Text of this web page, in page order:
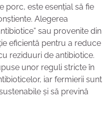
porc, este esențial să fie
Alegerea
sau provenite din
eficientă pentru a reduce
reziduuri de antibiotice.
unor reguli stricte în
iar fermierii sunt
și să prevină